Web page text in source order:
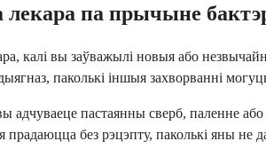
лекара па прычыне
калі вы заўважылі новыя або
паколькі іншыя захворванні
адчуваеце пастаянны сверб, паленне
прадаюцца без рэцэпту, паколькі яны не